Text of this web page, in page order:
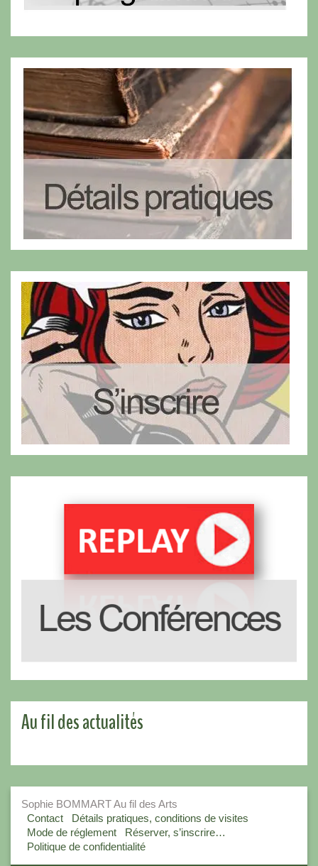
Au fil des actualités
Sophie BOMMART Au fil des Arts
Contact
Détails pratiques, conditions de visites
Mode de réglement
Réserver, s’inscrire…
Politique de confidentialité